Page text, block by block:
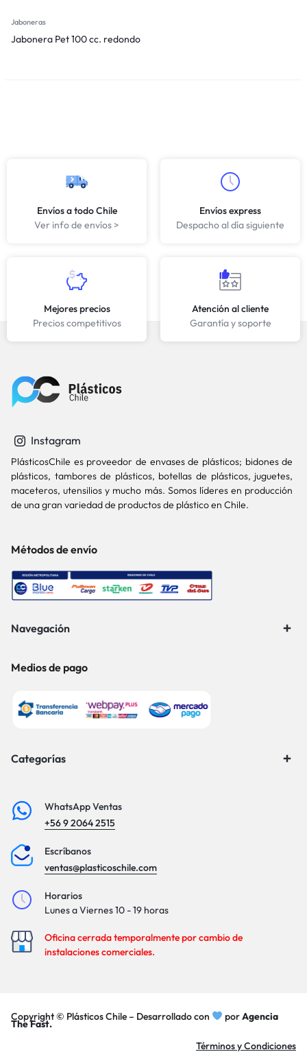
Jaboneras
Jabonera Pet 100 cc. redondo
Envíos a todo Chile
Ver info de envíos >
Envíos express
Despacho al día siguiente
Mejores precios
Precios competitivos
Atención al cliente
Garantía y soporte
Instagram
PlásticosChile es proveedor de envases de plásticos; bidones de
plásticos, tambores de plásticos, botellas de plásticos, juguetes,
maceteros, utensilios y mucho más. Somos líderes en producción
de una gran variedad de productos de plástico en Chile.
Métodos de envío
Navegación
Medios de pago
Categorías
WhatsApp Ventas
+56 9 2064 2515
Escríbanos
ventas@plasticoschile.com
Horarios
Lunes a Viernes 10 - 19 horas
Oficina cerrada temporalmente por cambio de
instalaciones comerciales.
Copyright © Plásticos Chile – Desarrollado con porAgencia
The Fast.
Términos y Condiciones